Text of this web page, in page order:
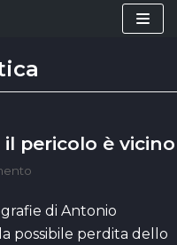
il pericolo è vicino
di Antonio
possibile perdita dello